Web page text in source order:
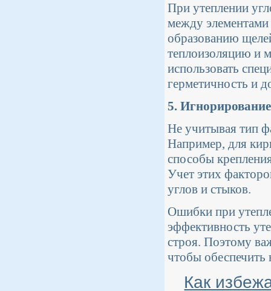
При утеплении
между элементами
образованию
теплоизоляцию и
использовать
герметичность и
5.
Не учитывая тип
Например, для
способы
Учет этих
углов и стыков.
Ошибки при
эффективность
строя. Поэтому
чтобы
Как